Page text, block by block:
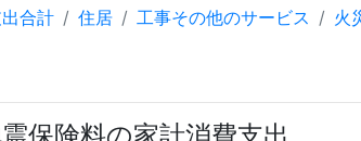
合計 住居 工事その他のサービス 火